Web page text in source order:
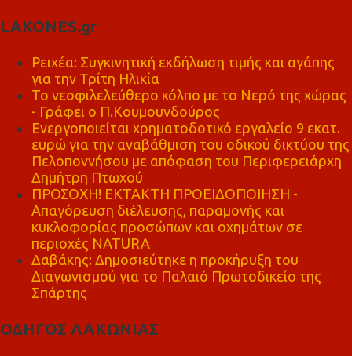
LAKONES.gr
Ρειχέα: Συγκινητική εκδήλωση τιμής και αγάπης
για την Τρίτη Ηλικία
Το νεοφιλελεύθερο κόλπο με το Νερό της χώρας
- Γράφει ο Π.Κουμουνδούρος
Ενεργοποιείται χρηματοδοτικό εργαλείο 9 εκατ.
ευρώ για την αναβάθμιση του οδικού δικτύου της
Πελοποννήσου με απόφαση του Περιφερειάρχη
Δημήτρη Πτωχού
ΠΡΟΣΟΧΗ! ΕΚΤΑΚΤΗ ΠΡΟΕΙΔΟΠΟΙΗΣΗ -
Απαγόρευση διέλευσης, παραμονής και
κυκλοφορίας προσώπων και οχημάτων σε
περιοχές NATURA
Δαβάκης: Δημοσιεύτηκε η προκήρυξη του
Διαγωνισμού για το Παλαιό Πρωτοδικείο της
Σπάρτης
ΟΔΗΓΟΣ ΛΑΚΩΝΙΑΣ